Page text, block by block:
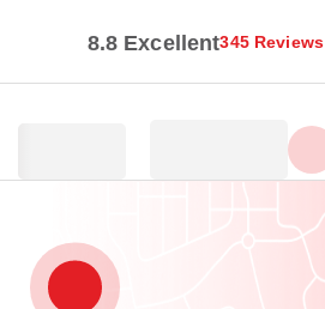
8.8 Excellent345 Reviews